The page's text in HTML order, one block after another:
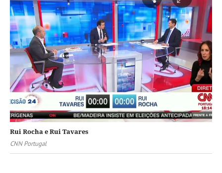
Rui Rocha e Rui Tavares
CNN Portugal